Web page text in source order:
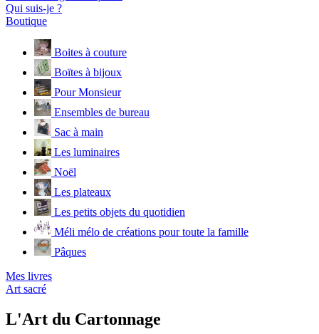
Qui suis-je ?
Boutique
Boites à couture
Boïtes à bijoux
Pour Monsieur
Ensembles de bureau
Sac à main
Les luminaires
Noël
Les plateaux
Les petits objets du quotidien
Méli mélo de créations pour toute la famille
Pâques
Mes livres
Art sacré
L'Art du Cartonnage